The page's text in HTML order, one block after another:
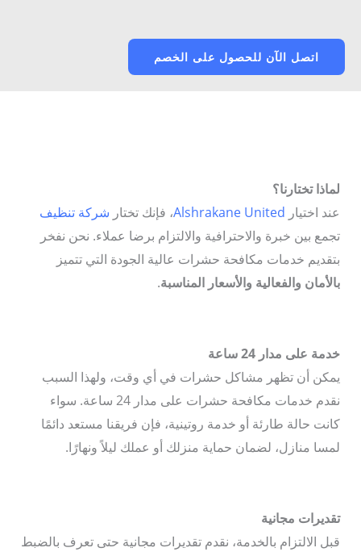
اتصل الآن للحصول على الخصم
لماذا تختارنا؟
عند اختيار Alshrakane United، فإنك تختار شركة تنظيف
تجمع بين خبرة والاحترافية والالتزام برضا عملاء. نحن نفخر
بتقديم خدمات مكافحة حشرات عالية الجودة التي تتميز
بالأمان والفعالية والأسعار المناسبة.
خدمة على مدار 24 ساعة
يمكن أن تظهر مشاكل حشرات في أي وقت، ولهذا السبب
نقدم خدمات مكافحة حشرات على مدار 24 ساعة. سواء
كانت حالة طارئة أو خدمة روتينية، فإن فريقنا مستعد دائمًا
لمسا منازل، لضمان حماية منزلك أو عملك ليلاً ونهارًا.
تقديرات مجانية
قبل الالتزام بالخدمة، نقدم تقديرات مجانية حتى تعرف بالضبط